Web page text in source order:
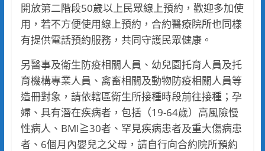
開放第二階段50歲以上民眾線上預約，歡迎多加使
用，若不方便使用線上預約，合約醫療院所也同樣
有提供電話預約服務，共同守護民眾健康。
另醫事及衛生防疫相關人員、幼兒園托育人員及托
育機構專業人員、禽畜相關及動物防疫相關人員等
造冊對象，請依轄區衛生所接種時段前往接種；孕
婦、具有潛在疾病者，包括（19-64歲）高風險慢
性病人、BMI≧30者、罕見疾病患者及重大傷病患
者、6個月內嬰兒之父母，請自行向合約院所預約